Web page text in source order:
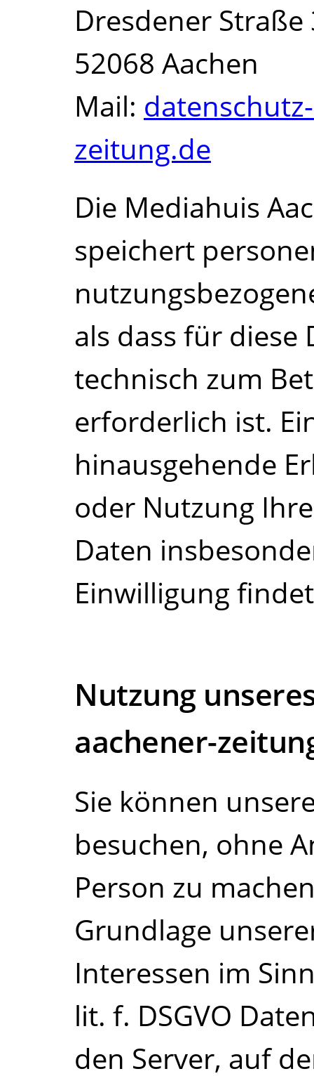
Dresdener Straße
52068 Aachen
Mail:
zeitung.de
Die Mediahuis
speichert
als dass für
technisch zum
erforderlich ist.
hinausgehende
oder Nutzung
Daten
Einwilligung
Nutzung
aachener-
Sie können
besuchen, ohne
Person zu
Grundlage
Interessen im
lit. f. DSGVO
den Server, auf